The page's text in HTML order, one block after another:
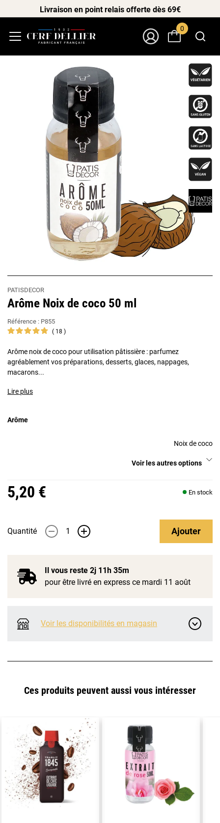
Livraison en point relais offerte dès 69€
0
PATISDECOR
Arôme Noix de coco 50 ml
Référence : P855
18
Arôme noix de coco pour utilisation pâtissière : parfumez
agréablement vos préparations, desserts, glaces, nappages,
macarons...
Lire plus
Arôme
Noix de coco
Voir les autres options
5,20 € En stock
Quantité - + Ajouter
Il vous reste 2j 11h 35m
pour être livré en express ce mardi 11 août
Voir les disponibilités en magasin
Ces produits peuvent aussi vous intéresser